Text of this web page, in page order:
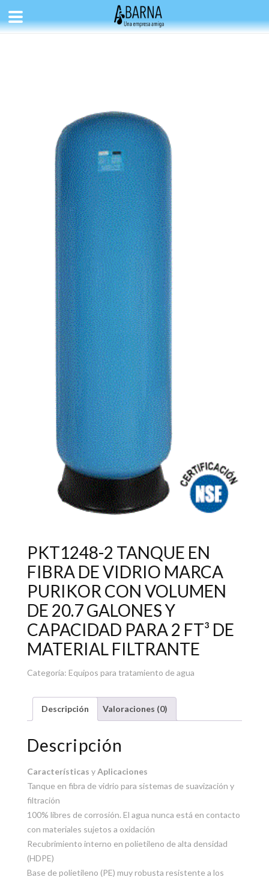
PKT1248-2 TANQUE EN
FIBRA DE VIDRIO MARCA
PURIKOR CON VOLUMEN
DE 20.7 GALONES Y
CAPACIDAD PARA 2 FT³ DE
MATERIAL FILTRANTE
Categoría: Equipos para tratamiento de agua
Descripción Valoraciones (0)
Descripción
Características yAplicaciones
Tanque en fibra de vidrio para sistemas de suavización y
filtración
100% libres de corrosión. El agua nunca está en contacto
con materiales sujetos a oxidación
Recubrimiento interno en polietileno de alta densidad
(HDPE)
Base de polietileno (PE) muy robusta resistente a los